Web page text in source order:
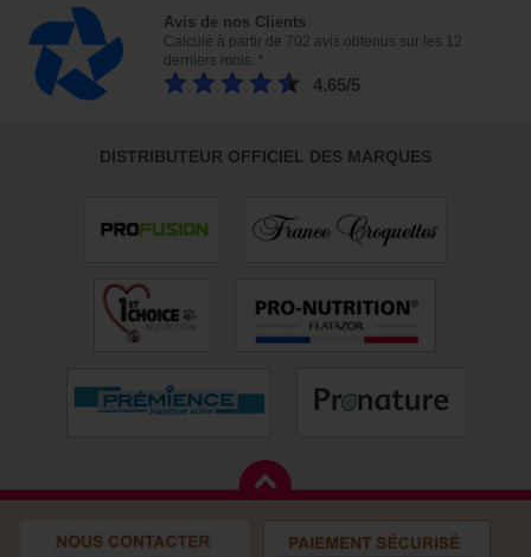
Avis de nos Clients
Calculé à partir de 702 avis obtenus sur les 12
derniers mois. *
4.65/5
DISTRIBUTEUR OFFICIEL DES MARQUES